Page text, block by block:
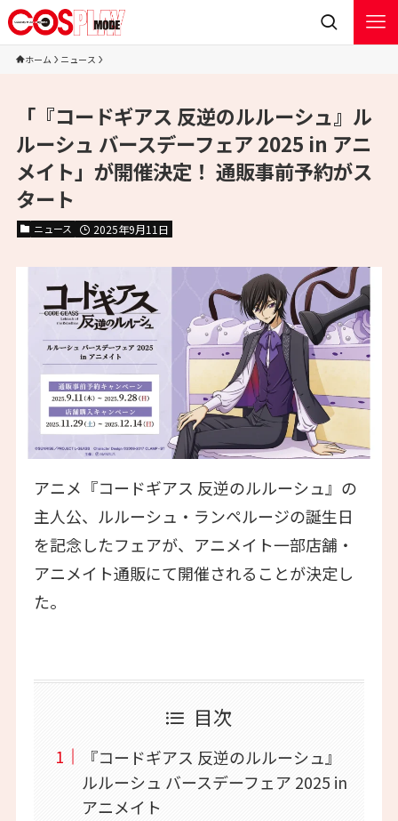
ホーム ニュース
「『コードギアス 反逆のルルーシュ』ル
ルーシュ バースデーフェア 2025 in アニ
メイト」が開催決定！ 通販事前予約がス
タート
ニュース 2025年9月11日
アニメ『コードギアス 反逆のルルーシュ』の
主人公、ルルーシュ・ランペルージの誕生日
を記念したフェアが、アニメイト一部店舗・
アニメイト通販にて開催されることが決定し
た。
目次
『コードギアス 反逆のルルーシュ』
ルルーシュ バースデーフェア 2025 in
アニメイト